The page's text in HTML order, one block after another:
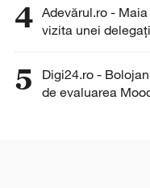
din partea
familiei sale
4 Adevărul.ro -
vizita unei
Chișinău: „Este
documentează”
5
Digi24.ro -
de evaluarea